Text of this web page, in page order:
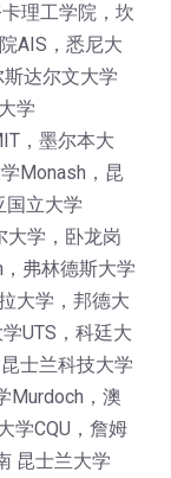
理工学院，坎
AIS，悉尼大
斯达尔文大学
学
，墨尔本大
Monash，昆
国立大学
大学，卧龙岗
弗林德斯大学
大学，邦德大
UTS，科廷大
士兰科技大学
Murdoch，澳
学CQU，詹姆
昆士兰大学